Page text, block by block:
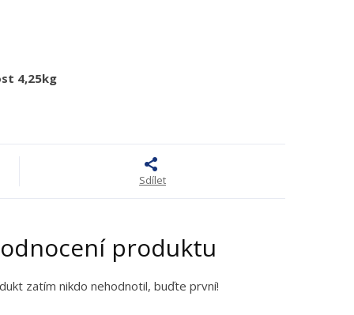
4,25kg
Sdílet
produktu
zatím nikdo nehodnotil, buďte první!